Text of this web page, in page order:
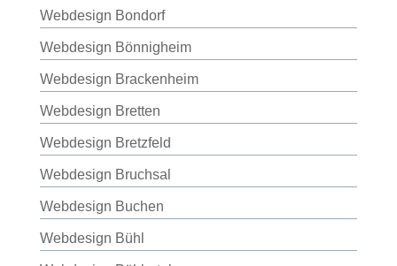
Webdesign Bondorf
Webdesign Bönnigheim
Webdesign Brackenheim
Webdesign Bretten
Webdesign Bretzfeld
Webdesign Bruchsal
Webdesign Buchen
Webdesign Bühl